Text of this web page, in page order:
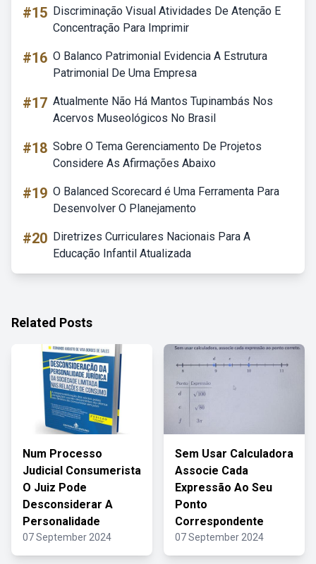
#15 Discriminação Visual Atividades De Atenção E
Concentração Para Imprimir
#16 O Balanco Patrimonial Evidencia A Estrutura
Patrimonial De Uma Empresa
#17 Atualmente Não Há Mantos Tupinambás Nos
Acervos Museológicos No Brasil
#18 Sobre O Tema Gerenciamento De Projetos
Considere As Afirmações Abaixo
#19 O Balanced Scorecard é Uma Ferramenta Para
Desenvolver O Planejamento
#20 Diretrizes Curriculares Nacionais Para A
Educação Infantil Atualizada
Related Posts
Num Processo
Judicial Consumerista
O Juiz Pode
Desconsiderar A
Personalidade
07 September 2024
Sem Usar Calculadora
Associe Cada
Expressão Ao Seu
Ponto
Correspondente
07 September 2024